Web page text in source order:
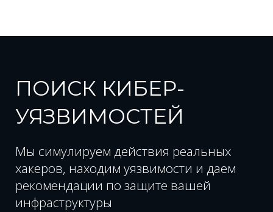
ПОИСК КИБЕР-
УЯЗВИМОСТЕЙ
Мы симулируем действия реальных
хакеров, находим уязвимости и даем
рекомендации по защите вашей
инфраструктуры